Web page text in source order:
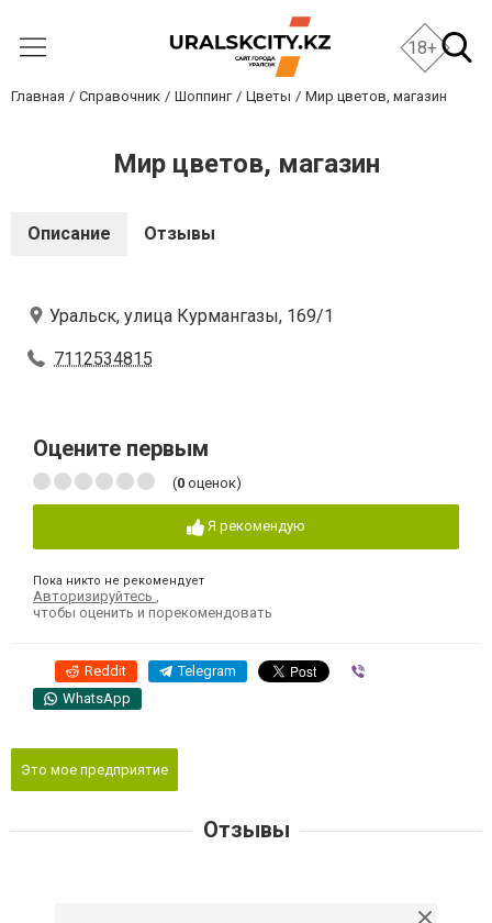
18+
Главная Справочник Шоппинг Цветы Мир цветов, магазин
Мир цветов, магазин
Описание Отзывы
Уральск, улица Курмангазы, 169/1
7112534815
Оцените первым
(0 оценок)
Я рекомендую
Пока никто не рекомендует
Авторизируйтесь
чтобы оценить и порекомендовать
Reddit Telegram
WhatsApp
Это мое предприятие
Отзывы